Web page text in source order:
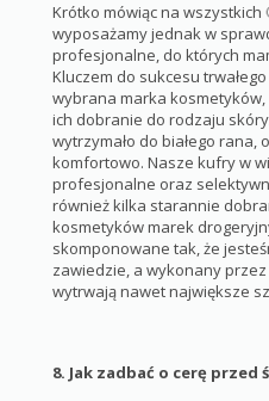
Krótko mówiąc na wszystkich
wyposażamy jednak w
profesjonalne, do których
Kluczem do sukcesu
wybrana marka
ich dobranie do rodzaju
wytrzymało do białego rana,
komfortowo. Nasze kufry w
profesjonalne oraz
również kilka starannie
kosmetyków marek
skomponowane tak, że
zawiedzie, a wykonany
wytrwają nawet największe
8. Jak zadbać o cerę przed